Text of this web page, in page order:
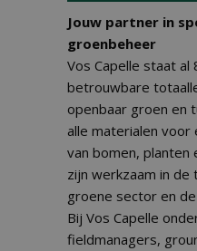
Jouw partner in
groenbeheer
Vos Capelle staat al
betrouwbare
openbaar groen en
alle materialen
van bomen, planten
zijn werkzaam in
groene sector en
Bij Vos Capelle
fieldmanagers,